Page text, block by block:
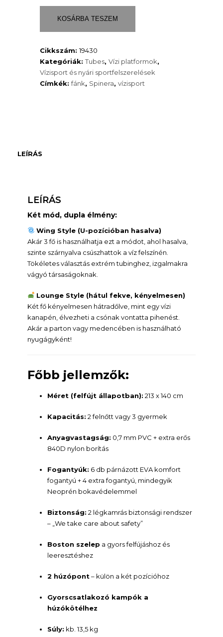
Rider
–
az
1-
ben
vízi
KOSÁRBA TESZEM
Cikkszám:19430
Kategóriák:Tubes, Vízi platformok,
Vízisport és nyári sportfelszerelések
Címkék:fánk, Spinera, vízisport
LEÍRÁS
LEÍRÁS
Két mód, dupla élmény:
Wing Style (U-pozícióban hasalva)
Akár 3 fő is használhatja ezt a módot, ahol hasalva,
szinte szárnyalva csúszhattok a víz felszínén.
Tökéletes választás extrém tubinghez, izgalmakra
vágyó társaságoknak.
Lounge Style (hátul fekve, kényelmesen)
Két fő kényelmesen hátradőlve, mint egy vízi
kanapén, élvezheti a csónak vontatta pihenést.
Akár a parton vagy medencében is használható
nyugágyként!
Főbb jellemzők:
Méret (felfújt állapotban): 213 x 140 cm
Kapacitás: 2 felnőtt vagy 3 gyermek
Anyagvastagság: 0,7 mm PVC + extra erős
840D nylon borítás
Fogantyúk: 6 db párnázott EVA komfort
fogantyú + 4 extra fogantyú, mindegyik
Neoprén bokavédelemmel
Biztonság: 2 légkamrás biztonsági rendszer
– „We take care about safety”
Boston szelep a gyors felfújáshoz és
leeresztéshez
2 húzópont– külön a két pozícióhoz
Gyorscsatlakozó kampók a
húzókötélhez
Súly: kb. 13,5 kg